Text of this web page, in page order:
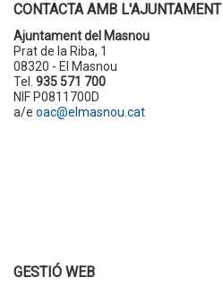
CONTACTA AMB L'AJUNTAMENT
Ajuntament del Masnou
Prat de la Riba, 1
08320 - El Masnou
Tel. 935 571 700
NIF P0811700D
a/e oac@elmasnou.cat
GESTIÓ WEB